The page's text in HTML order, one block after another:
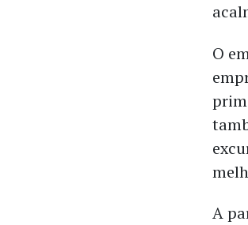
O
A